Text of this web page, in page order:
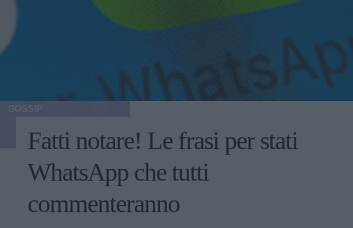
Fatti notare! Le frasi per stati
WhatsApp che tutti
commenteranno